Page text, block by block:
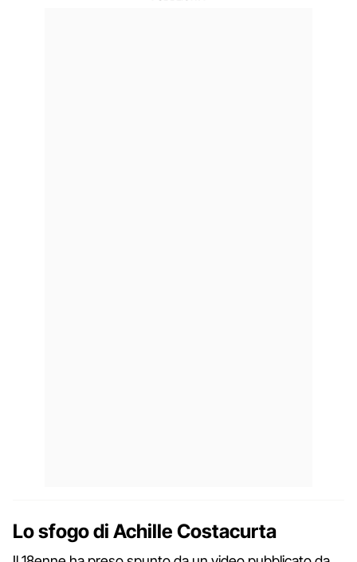
Lo sfogo di Achille Costacurta